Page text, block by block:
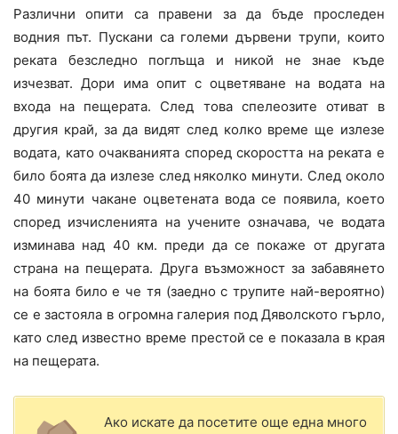
Различни опити са правени за да бъде проследен
водния път. Пускани са големи дървени трупи, които
реката безследно поглъща и никой не знае къде
изчезват. Дори има опит с оцветяване на водата на
входа на пещерата. След това спелеозите отиват в
другия край, за да видят след колко време ще излезе
водата, като очакванията според скоростта на реката е
било боята да излезе след няколко минути. След около
40 минути чакане оцветената вода се появила, което
според изчисленията на учените означава, че водата
изминава над 40 км. преди да се покаже от другата
страна на пещерата. Друга възможност за забавянето
на боята било е че тя (заедно с трупите най-вероятно)
се е застояла в огромна галерия под Дяволското гърло,
като след известно време престой се е показала в края
на пещерата.
Ако искате да посетите още една много